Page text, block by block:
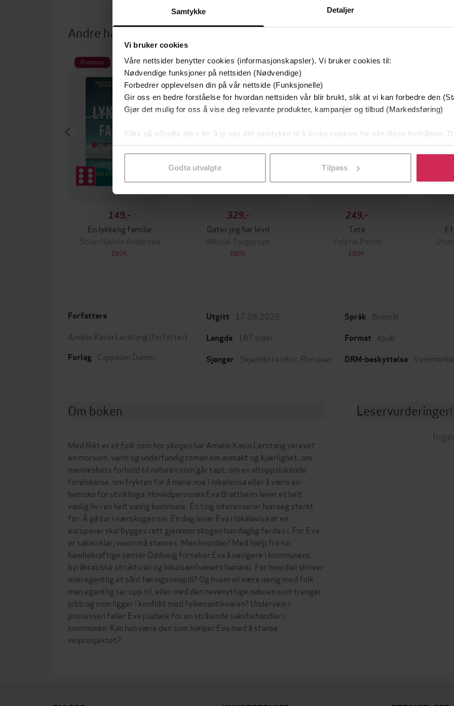
Samtykke Detaljer
Vi bruker cookies
Våre nettsider benytter cookies (informasjonskapsler). Vi bruker cookies til:
Nødvendige funksjoner på nettsiden (Nødvendige)
Forbedrer opplevelsen din på vår nettside (Funksjonelle)
Gir oss en bedre forståelse for hvordan nettsiden vår blir brukt, slik at vi kan forbedre den
Gjør det mulig for oss å vise deg relevante produkter, kampanjer og tilbud (Markedsføring)
Klikk på «Godta alle» for å gi oss ditt samtykke til å bruke cookies for alle disse formålene.
samtykke til spesifikke formål ved å klikke på «Tilpass». Du kan når som helst trekke
Godta utvalgte Tilpass
Andre har også kjøpt
Premium
149,-
En lykkelig familie
Stian Hjelvin Andersen
EBOK
Premium
Vi anbefaler
329,-
Gater jeg har levd
Nikolai Torgersen
EBOK
249,-
Tata
Valérie Perrin
EBOK
Forfattere
Amalie Kasin Lerstang (forfatter)
Forlag Cappelen Damm
Utgitt 17.08.2023
Lengde 187 sider
Sjanger Skjønnlitteratur Romaner
Språk Bokmål
Format epub
DRM-beskyttelse
Om boken
Med Rikt er et folk som har skogen har Amalie Kasin Lerstang skrevet
en morsom, varm og underfundig roman om avmakt og kjærlighet, om
menneskets forhold til naturen som går tapt, om en altoppslukende
forelskelse, om frykten for å mene noe i lokalavisa eller å være en
hemsko for utviklinga. Hovedpersonen Eva Brattheim lever et helt
vanlig liv i en helt vanlig kommune. Én ting interesserer hun seg sterkt
for: Å gå tur i nærskogen sin. En dag leser Eva i lokalavisa at en
europavei skal bygges rett gjennom skogen hun daglig ferdes i. For Eva
er saken klar, veien må stanses. Men hvordan? Med hjelp fra sin
handlekraftige søster Oddveig forsøker Eva å navigere i kommunens
byråkratiske strukturer og lokalsamfunnets hierarki. For hvordan skriver
man egentlig et sånt høringsinnspill? Og hvem vil være uenig med folk
man egentlig ser opp til, eller med den nevenyttige naboen som trenger
jobb og som ligger i konflikt med fylkesantikvaren? Underveis i
prosessen faller Eva pladask for en strålende saksbehandler i
kommunen. Kan hun være den som hjelper Eva med å stanse
veiprosjektet?
Leservurderinger